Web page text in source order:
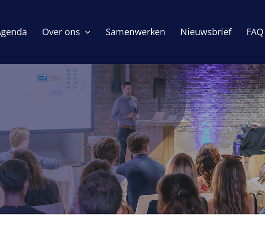
Over ons Samenwerken Nieuwsbrief FAQ